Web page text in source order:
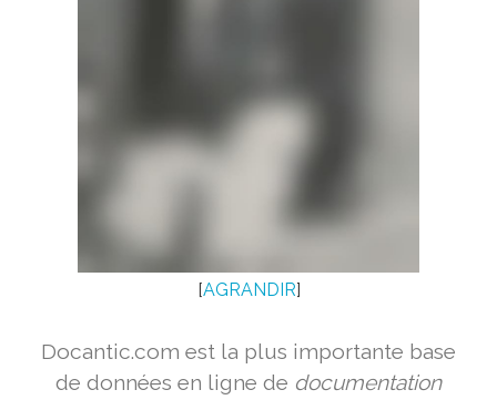
[AGRANDIR]
Docantic.com est la plus importante base
de données en ligne de documentation